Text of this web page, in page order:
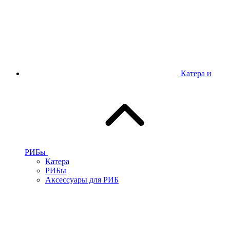
Катера и
РИБы
Катера
РИБы
Аксессуары для РИБ